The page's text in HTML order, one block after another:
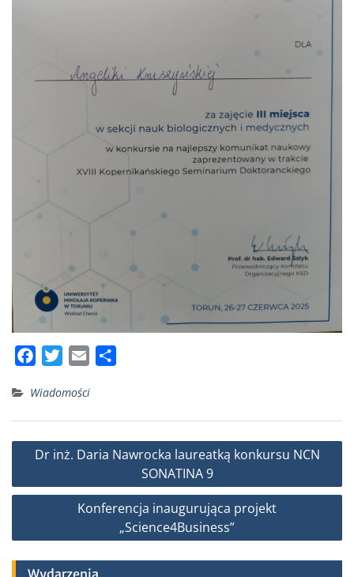
c
e
b
o
k
i
t
t
e
i
l
r
e
Wiadomości
Nawigacja
Dr inż. Daria Nawrocka laureatką konkursu NCN
SONATINA 9
Konferencja inaugurująca projekt
„Science4Business”